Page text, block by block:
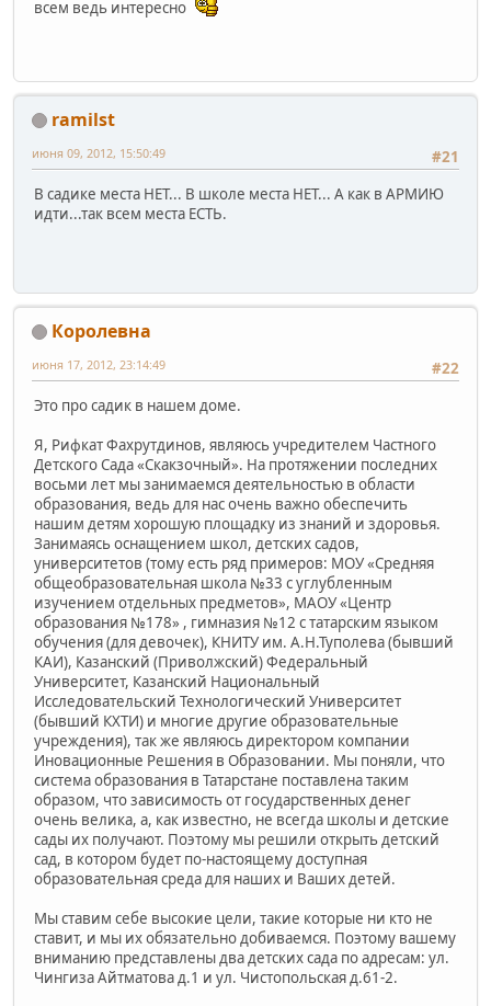
всем ведь интересно
ramilst
#21
июня 09, 2012, 15:50:49
В садике места НЕТ... В школе места НЕТ... А как в АРМИЮ
идти...так всем места ЕСТЬ.
Королевна
#22
июня 17, 2012, 23:14:49
Это про садик в нашем доме.
Я, Рифкат Фахрутдинов, являюсь учредителем Частного
Детского Сада «Скакзочный». На протяжении последних
восьми лет мы занимаемся деятельностью в области
образования, ведь для нас очень важно обеспечить
нашим детям хорошую площадку из знаний и здоровья.
Занимаясь оснащением школ, детских садов,
университетов (тому есть ряд примеров: МОУ «Средняя
общеобразовательная школа №33 с углубленным
изучением отдельных предметов», МАОУ «Центр
образования №178» , гимназия №12 с татарским языком
обучения (для девочек), КНИТУ им. А.Н.Туполева (бывший
КАИ), Казанский (Приволжский) Федеральный
Университет, Казанский Национальный
Исследовательский Технологический Университет
(бывший КХТИ) и многие другие образовательные
учреждения), так же являюсь директором компании
Иновационные Решения в Образовании. Мы поняли, что
система образования в Татарстане поставлена таким
образом, что зависимость от государственных денег
очень велика, а, как известно, не всегда школы и детские
сады их получают. Поэтому мы решили открыть детский
сад, в котором будет по-настоящему доступная
образовательная среда для наших и Ваших детей.
Мы ставим себе высокие цели, такие которые ни кто не
ставит, и мы их обязательно добиваемся. Поэтому вашему
вниманию представлены два детских сада по адресам: ул.
Чингиза Айтматова д.1 и ул. Чистопольская д.61-2.